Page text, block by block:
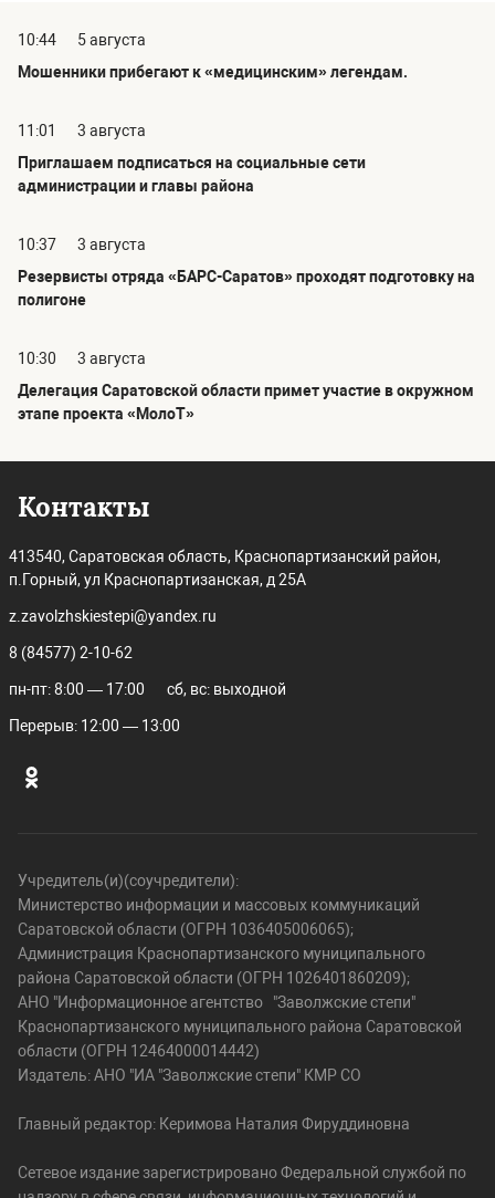
10:44
5 августа
Мошенники прибегают к «медицинским» легендам.
11:01
3 августа
Приглашаем подписаться на социальные сети
администрации и главы района
10:37
3 августа
Резервисты отряда «БАРС-Саратов» проходят подготовку на
полигоне
10:30
3 августа
Делегация Саратовской области примет участие в окружном
этапе проекта «МолоТ»
Контакты
413540, Саратовская область, Краснопартизанский район,
п.Горный, ул Краснопартизанская, д 25А
z.zavolzhskiestepi@yandex.ru
8 (84577) 2-10-62
пн-пт: 8:00 — 17:00 сб, вс: выходной
Перерыв: 12:00 — 13:00
Учредитель(и)(соучредители):
Министерство информации и массовых коммуникаций
Саратовской области (ОГРН 1036405006065);
Администрация Краснопартизанского муниципального
района Саратовской области (ОГРН 1026401860209);
АНО "Информационное агентство "Заволжские степи"
Краснопартизанского муниципального района Саратовской
области (ОГРН 12464000014442)
Издатель: АНО "ИА "Заволжские степи" КМР СО
Главный редактор: Керимова Наталия Фируддиновна
Сетевое издание зарегистрировано Федеральной службой по